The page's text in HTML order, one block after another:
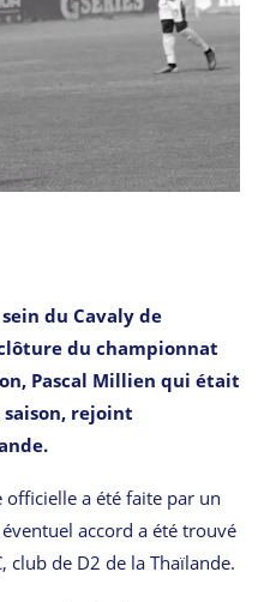
du Cavaly de
du championnat
Pascal Millien qui était
rejoint
officielle a été faite par un
accord a été trouvé
club de D2 de la Thaïlande.